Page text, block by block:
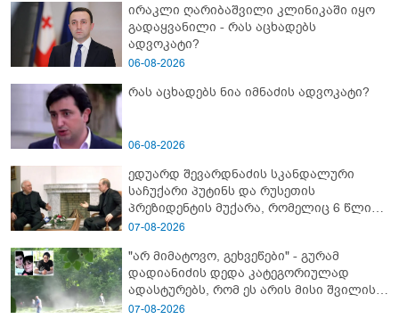
ირაკლი ღარიბაშვილი კლინიკაში იყო
გადაყვანილი - რას აცხადებს
ადვოკატი?
06-08-2026
რას აცხადებს ნია იმნაძის ადვოკატი?
06-08-2026
ედუარდ შევარდნაძის სკანდალური
საჩუქარი პუტინს და რუსეთის
პრეზიდენტის მუქარა, რომელიც 6 წლის
შემდეგ აასრულა
07-08-2026
"არ მიმატოვო, გეხვეწები" - გუ­რა­მ
დადიანიძის დედა კა­ტე­გო­რი­უ­ლად
ადას­ტუ­რებს, რომ ეს არის მისი შვი­ლის
ხმა
07-08-2026